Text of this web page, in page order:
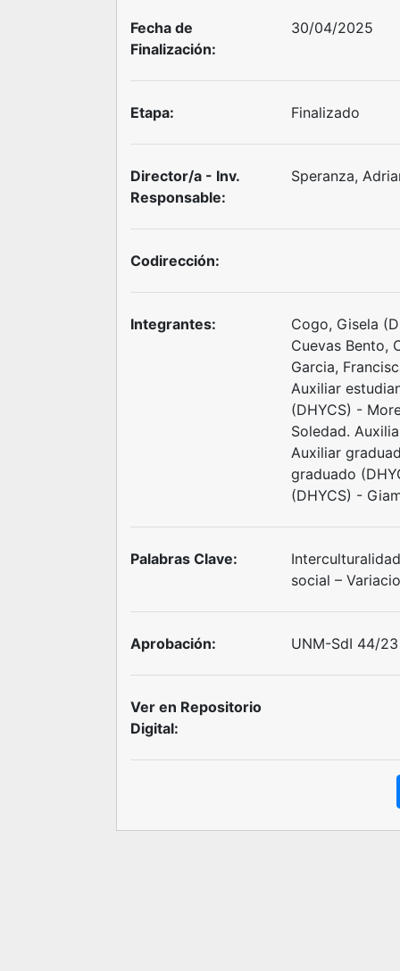
Fecha de
Finalización:
30/04/2025
Etapa: Finalizado
Director/a - Inv.
Responsable:
Speranza,
Codirección:
Integrantes:
Cogo, Gisela
Cuevas Bento,
Garcia,
Auxiliar
(DHYCS) -
Soledad.
Auxiliar
graduado
(DHYCS) -
Palabras Clave:
social –
Aprobación: UNM-SdI 44/
Ver en Repositorio
Digital: